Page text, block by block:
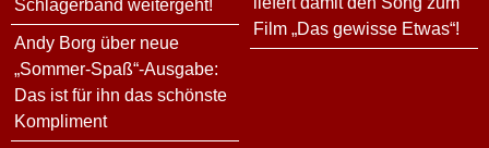
Schlagerband weitergeht!
Andy Borg über neue
„Sommer-Spaß“-Ausgabe:
Das ist für ihn das schönste
Kompliment
Film „Das gewisse Etwas“!